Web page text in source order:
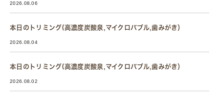
2026.08.06
本日のトリミング(高濃度炭酸泉,マイクロバブル,歯みがき）
2026.08.04
本日のトリミング(高濃度炭酸泉,マイクロバブル,歯みがき）
2026.08.02